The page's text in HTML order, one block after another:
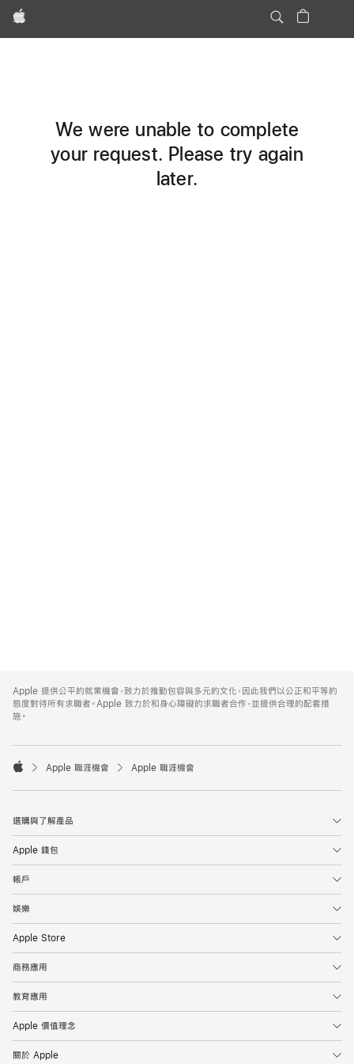
Apple
We were unable to complete
your request. Please try again
later.
Footer
Apple 提供公平的就業機會，致力於推動包容與多元的文化，因此我們以公正和平等的
態度對待所有求職者。Apple 致力於和身心障礙的求職者合作，並提供合理的配套措
施。

Apple 職涯機會 Apple 職涯機會
選購與了解產品
Apple 錢包
帳戶
娛樂
Apple Store
商務應用
教育應用
Apple 價值理念
關於 Apple